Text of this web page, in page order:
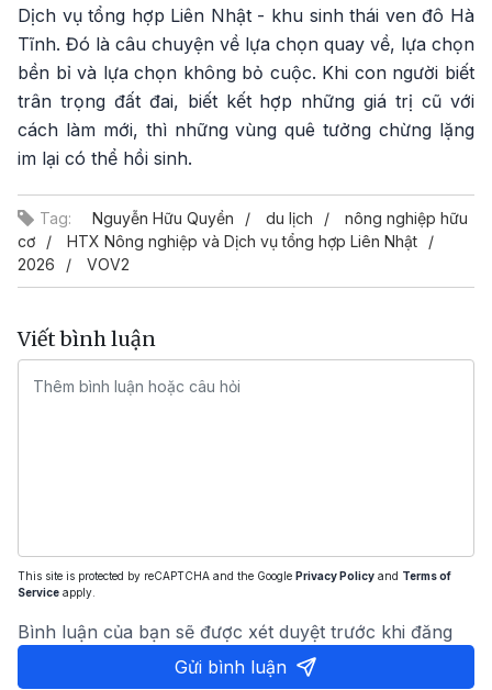
Dịch vụ tổng hợp Liên Nhật - khu sinh thái ven đô Hà
Tĩnh. Đó là câu chuyện về lựa chọn quay về, lựa chọn
bền bỉ và lựa chọn không bỏ cuộc. Khi con người biết
trân trọng đất đai, biết kết hợp những giá trị cũ với
cách làm mới, thì những vùng quê tưởng chừng lặng
im lại có thể hồi sinh.
Tag: Nguyễn Hữu Quyền du lịch
nông nghiệp hữu
cơ
HTX Nông nghiệp và Dịch vụ tổng hợp Liên Nhật
2026
VOV2
Viết bình luận
This site is protected by reCAPTCHA and the Google Privacy Policy and Terms of
Service apply.
Bình luận của bạn sẽ được xét duyệt trước khi đăng
Gửi bình luận